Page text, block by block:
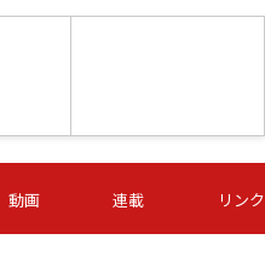
) 15:00 第16節 09/06 (日) 15:00
-
動画 連載 リンク